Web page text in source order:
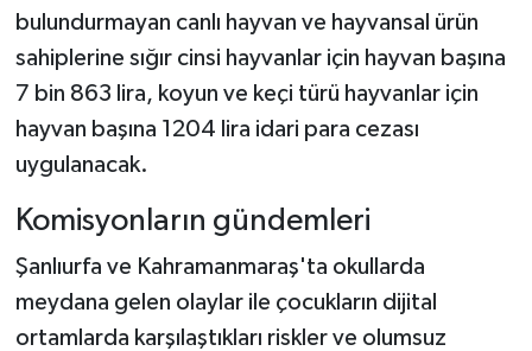
bulundurmayan canlı hayvan ve hayvansal ürün
sahiplerine sığır cinsi hayvanlar için hayvan başına
7 bin 863 lira, koyun ve keçi türü hayvanlar için
hayvan başına 1204 lira idari para cezası
uygulanacak.
Komisyonların gündemleri
Şanlıurfa ve Kahramanmaraş'ta okullarda
meydana gelen olaylar ile çocukların dijital
ortamlarda karşılaştıkları riskler ve olumsuz